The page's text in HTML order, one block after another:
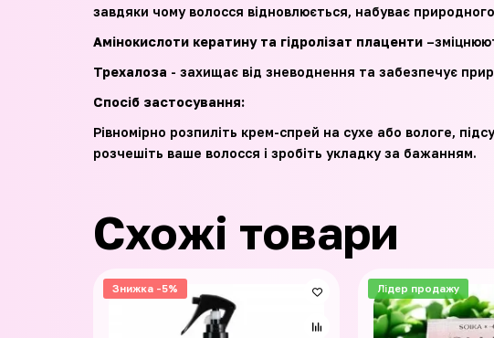
завдяки чому волосся відновлюється, набуває
Амінокислоти кератину та гідролізат плаценти
Трехалоза - захищає від зневоднення та забезпечує
Спосіб застосування:
Рівномірно розпиліть крем-спрей на сухе або вологе,
розчешіть ваше волосся і зробіть укладку за бажанням.
Схожі товари
Знижка -5% Лідер продажу